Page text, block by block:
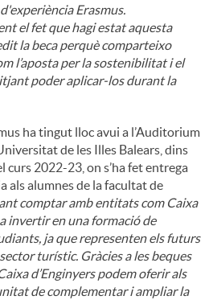
Erasmus.
el fet que hagi estat aquesta
la beca perquè comparteixo
l’aposta per la sostenibilitat i el
poder aplicar-los durant la
ha tingut lloc avui a l’Auditorium
de les Illes Balears, dins
curs 2022-23, on s’ha fet entrega
als alumnes de la facultat de
comptar amb entitats com Caixa
invertir en una formació de
ja que representen els futurs
turístic. Gràcies a les beques
d’Enginyers podem oferir als
de complementar i ampliar la